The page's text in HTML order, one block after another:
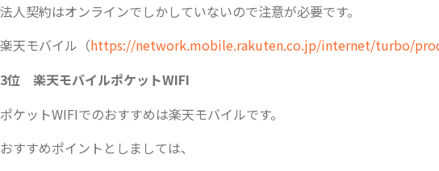
法人契約はオンラインでしかしていないので注意が必要です。
楽天モバイル（https://network.mobile.rakuten.co.jp/internet/turbo/
3位 楽天モバイルポケットWIFI
ポケットWIFIでのおすすめは楽天モバイルです。
おすすめポイントとしましては、